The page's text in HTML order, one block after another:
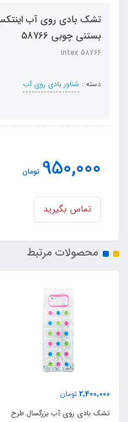
تشک بادی روی آب
بستنی چوبی 58766
intex 58766
دسته : شناور بادی روی آب
950,000 تومان
تماس بگیرید
محصولات مرتبط
7,300,000
شناور بادی روی آب بزرگسال